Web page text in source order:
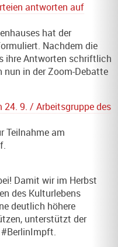
antworten auf
hat der
Nachdem die
ihre Antworten schriftlich
in der Zoom-Debatte
9. / Arbeitsgruppe des
Teilnahme am
Damit wir im Herbst
des Kulturlebens
deutlich höhere
unterstützt der